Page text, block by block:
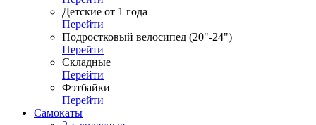
Детские от 1 года
Перейти
Подростковый велосипед (20"-24")
Перейти
Складные
Перейти
Фэтбайки
Перейти
Самокаты